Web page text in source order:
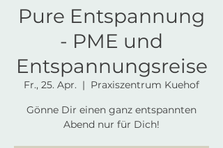
Pure Entspannung
- PME und
Entspannungsreise
Fr., 25. Apr.
  |
Praxiszentrum Kuehof
Gönne Dir einen ganz entspannten
Abend nur für Dich!